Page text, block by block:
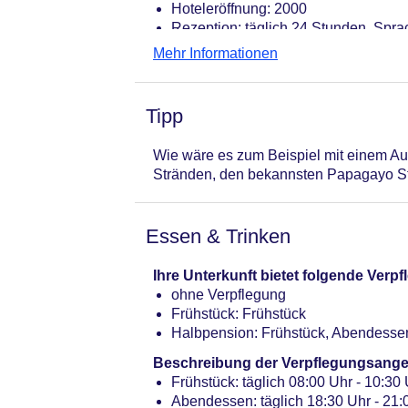
Hoteleröffnung: 2000
Rezeption: täglich 24 Stunden,
Hotelsafe: ohne Gebühr
Lift
Gartenanlage, Sonnenterrasse
Pool: ohne Gebühr, Outdoor,
Gebühr, Sonnenschirme: ohne
Pool: ohne Gebühr, Outdoor,
Whirlpool: ohne Gebühr, Outdoor,
Souvenirshop, Boutique, Friseur
Arzt: Sprachen: englisch, spanisch
Internet: WLAN/WiFi, im gesamten
Wäscheservice: gegen Gebühr
Pflicht
Haustiere nicht erlaubt
Mehr Informationen
Tipp
Wie wäre es zum Beispiel mit einem
Stränden, den bekannsten Papagayo
Essen & Trinken
Ihre Unterkunft bietet folgende
ohne Verpflegung
Frühstück: Frühstück
Halbpension: Frühstück,
Beschreibung der
Frühstück: täglich 08:00 Uhr - 10:30
Abendessen: täglich 18:30 Uhr -